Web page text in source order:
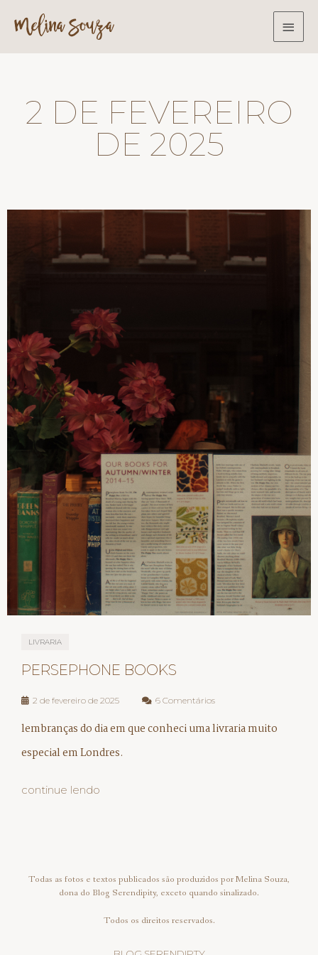
2 DE FEVEREIRO
DE 2025
LIVRARIA
PERSEPHONE BOOKS
2 de fevereiro de 2025 6 Comentários
lembranças do dia em que conheci uma livraria muito
especial em Londres.
continue lendo
Todas as fotos e textos publicados são produzidos por Melina Souza,
dona do Blog Serendipity, exceto quando sinalizado.
Todos os direitos reservados.